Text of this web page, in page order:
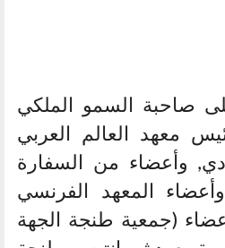
صاحبة السمو الملكي
معهد العالم العربي
وأعضاء من السفارة
المعهد الفرنسي
(جمعية طنجة الجهة